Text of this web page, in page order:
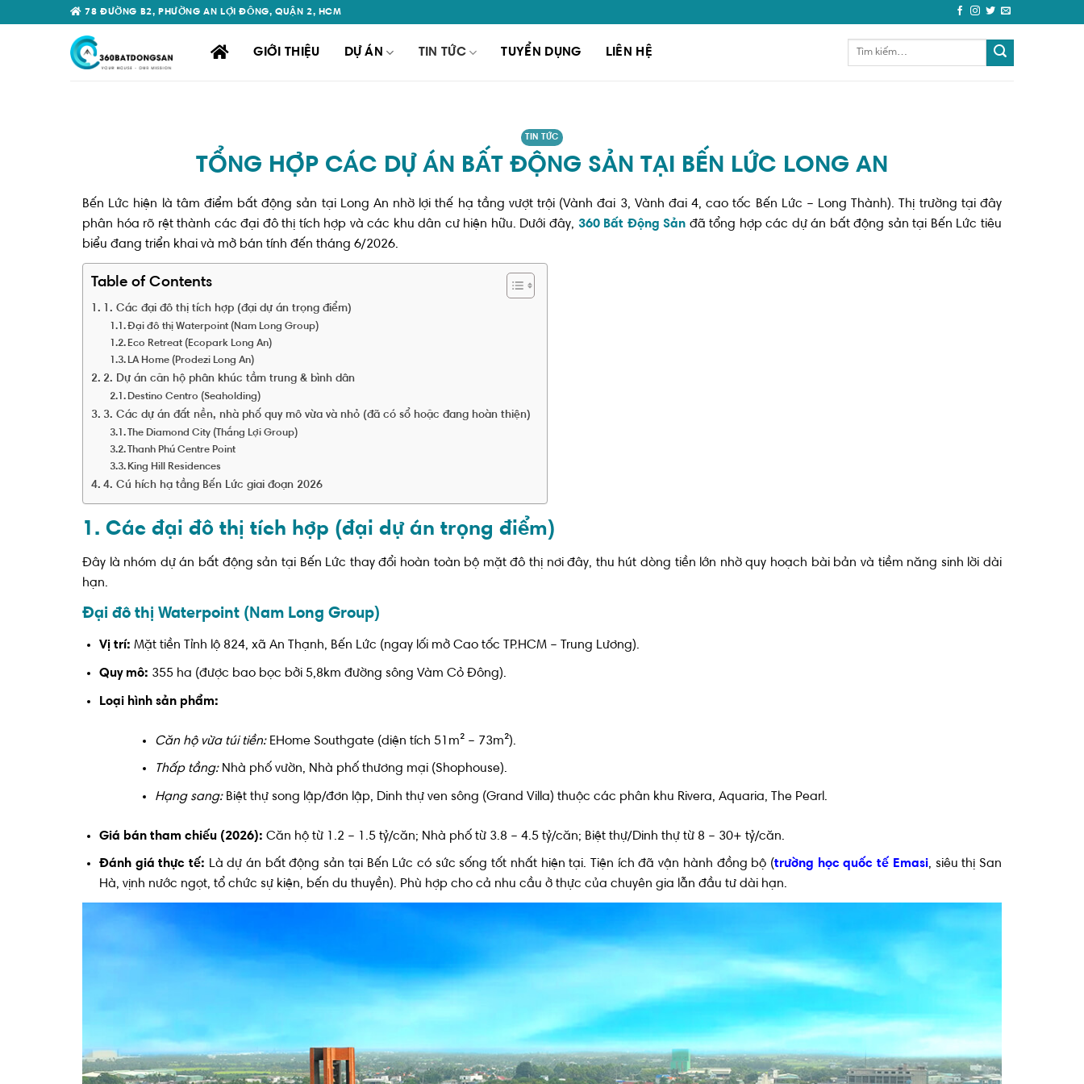
78 ĐƯỜNG B2, PHƯỜNG AN LỢI ĐÔNG, QUẬN 2, HCM
GIỚI THIỆU DỰ ÁN TIN TỨC TUYỂN DỤNG LIÊN HỆ
TIN TỨC
TỔNG HỢP CÁC DỰ ÁN BẤT ĐỘNG SẢN TẠI BẾN LỨC LONG AN
Bến Lức hiện là tâm điểm bất động sản tại Long An nhờ lợi thế hạ tầng vượt trội (Vành đai 3, Vành đai 4, cao tốc Bến Lức – Long Thành). Thị trường tại đây
phân hóa rõ rệt thành các đại đô thị tích hợp và các khu dân cư hiện hữu. Dưới đây, 360 Bất Động Sản đã tổng hợp các dự án bất động sản tại Bến Lức tiêu
biểu đang triển khai và mở bán tính đến tháng 6/2026.
Table of Contents
1. Các đại đô thị tích hợp (đại dự án trọng điểm)
Đại đô thị Waterpoint (Nam Long Group)
Eco Retreat (Ecopark Long An)
LA Home (Prodezi Long An)
2. Dự án căn hộ phân khúc tầm trung & bình dân
Destino Centro (Seaholding)
3. Các dự án đất nền, nhà phố quy mô vừa và nhỏ (đã có sổ hoặc đang hoàn thiện)
The Diamond City (Thắng Lợi Group)
Thanh Phú Centre Point
King Hill Residences
4. Cú hích hạ tầng Bến Lức giai đoạn 2026
1. Các đại đô thị tích hợp (đại dự án trọng điểm)
Đây là nhóm dự án bất động sản tại Bến Lức thay đổi hoàn toàn bộ mặt đô thị nơi đây, thu hút dòng tiền lớn nhờ quy hoạch bài bản và tiềm năng sinh lời dài
hạn.
Đại đô thị Waterpoint (Nam Long Group)
Vị trí: Mặt tiền Tỉnh lộ 824, xã An Thạnh, Bến Lức (ngay lối mở Cao tốc TP.HCM – Trung Lương).
Quy mô: 355 ha (được bao bọc bởi 5,8km đường sông Vàm Cỏ Đông).
Loại hình sản phẩm:
Căn hộ vừa túi tiền:EHome Southgate (diện tích 51m² – 73m²).
Thấp tầng:Nhà phố vườn, Nhà phố thương mại (Shophouse).
Hạng sang:Biệt thự song lập/đơn lập, Dinh thự ven sông (Grand Villa) thuộc các phân khu Rivera, Aquaria, The Pearl.
Giá bán tham chiếu (2026): Căn hộ từ 1.2 – 1.5 tỷ/căn; Nhà phố từ 3.8 – 4.5 tỷ/căn; Biệt thự/Dinh thự từ 8 – 30+ tỷ/căn.
Đánh giá thực tế: Là dự án bất động sản tại Bến Lức có sức sống tốt nhất hiện tại. Tiện ích đã vận hành đồng bộ (trường học quốc tế Emasi, siêu thị San
Hà, vịnh nước ngọt, tổ chức sự kiện, bến du thuyền). Phù hợp cho cả nhu cầu ở thực của chuyên gia lẫn đầu tư dài hạn.